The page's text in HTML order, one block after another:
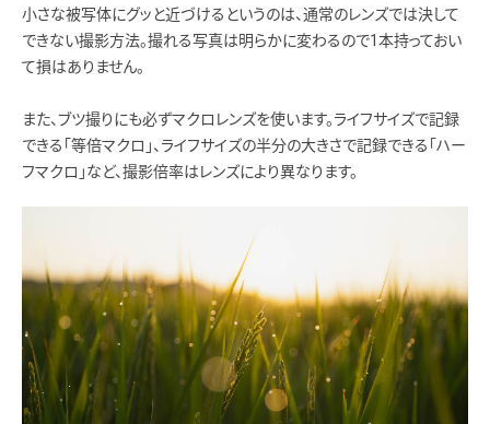
小さな被写体にグッと近づけるというのは、通常のレンズでは決して
できない撮影方法。撮れる写真は明らかに変わるので1本持っておい
て損はありません。
また、ブツ撮りにも必ずマクロレンズを使います。ライフサイズで記録
できる「等倍マクロ」、ライフサイズの半分の大きさで記録できる「ハー
フマクロ」など、撮影倍率はレンズにより異なります。